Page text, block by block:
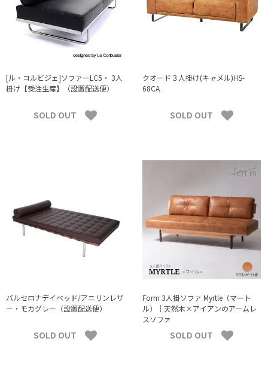
[ル・コルビジェ]ソファーLC5・ 3人
掛け【受注生産】（設置配送便）
SOLD OUT
クオード３人掛け(キャメル)HS-
68CA
SOLD OUT
バルセロナデイベッド/アニリンレザ
ー・モカグレー（設置配送便）
SOLD OUT
Form 3人掛ソファ Myrtle（マート
ル）｜天然木×アイアンのアームレ
スソファ
SOLD OUT